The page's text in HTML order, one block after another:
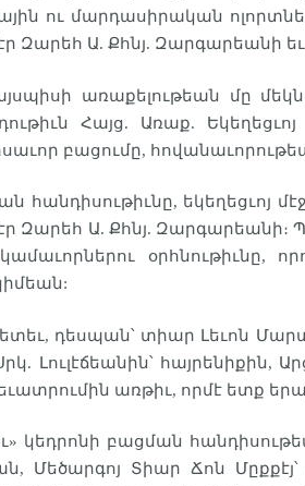
ու մարդասիրական
Զարեհ Ա. Քհնյ. Զարգարեանի
առաքելութեան մը
Հայց. Առաք.
բացումը,
հանդիսութիւնը, եկեղեցւոյ
Զարեհ Ա. Քհնյ.
դեսպան՝ տիար Լեւոն
Լուլէճեանին՝
առթիւ, որմէ ետք
կեդրոնի բացման
Մեծարգոյ Տիար Ճոն Մըքքէյ՝